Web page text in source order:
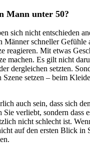
Mann unter 50?
sich nicht entschieden
Männer schneller Gefühle
reagieren. Mit etwas
machen. Es gilt nicht
dergleichen setzten.
setzen – beim
auch sein, dass sich
verliebt, sondern dass
nicht schlecht ist.
auf den ersten Blick in